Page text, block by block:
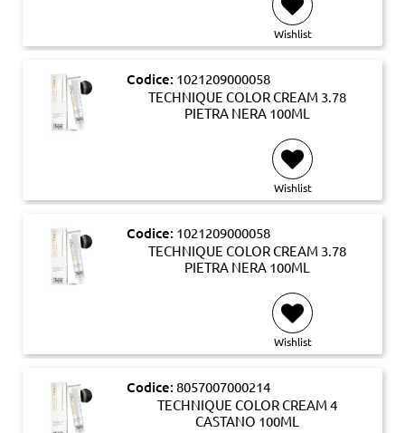
Wishlist
Codice: 1021209000058
TECHNIQUE COLOR CREAM 3.78
PIETRA NERA 100ML
Wishlist
Codice: 1021209000058
TECHNIQUE COLOR CREAM 3.78
PIETRA NERA 100ML
Wishlist
Codice: 8057007000214
TECHNIQUE COLOR CREAM 4
CASTANO 100ML